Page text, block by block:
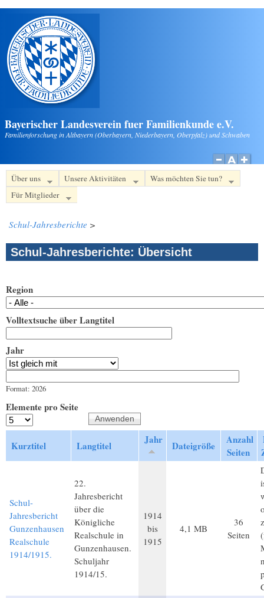
Direkt zum Inhalt
Bayerischer Landesverein fuer Familienkunde e.V.
Familienforschung in Altbayern (Oberbayern, Niederbayern, Oberpfalz) und Schwaben
Über uns Unsere Aktivitäten
Was möchten Sie tun?
Für Mitglieder
Schul-Jahresberichte >
Schul-Jahresberichte: Übersicht
Region
Volltextsuche über Langtitel
Jahr
Format: 2026
Elemente pro Seite
Kurztitel Langtitel Jahr Dateigröße
Anzahl
Seiten
Schul-
Jahresbericht
Gunzenhausen
Realschule
1914/1915.
22.
Jahresbericht
über die
Königliche
Realschule in
Gunzenhausen.
Schuljahr
1914/15.
1914
bis
1915
4,1 MB
36
Seiten